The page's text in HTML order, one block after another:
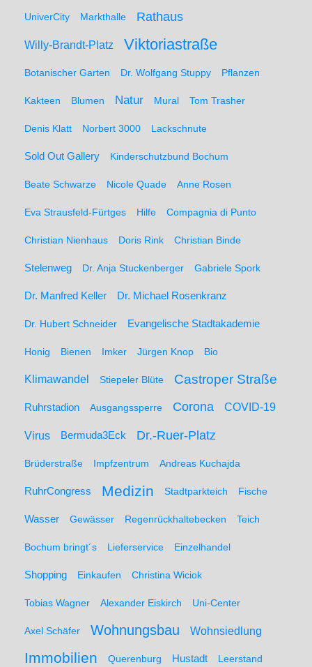
UniverCity Markthalle Rathaus
Willy-Brandt-Platz Viktoriastraße
Botanischer Garten Dr. Wolfgang Stuppy Pflanzen
Kakteen Blumen Natur Mural Tom Trasher
Denis Klatt Norbert 3000 Lackschnute
Sold Out Gallery Kinderschutzbund Bochum
Beate Schwarze Nicole Quade Anne Rosen
Eva Strausfeld-Fürtges Hilfe Compagnia di Punto
Christian Nienhaus Doris Rink Christian Binde
Stelenweg Dr. Anja Stuckenberger Gabriele Spork
Dr. Manfred Keller Dr. Michael Rosenkranz
Dr. Hubert Schneider Evangelische Stadtakademie
Honig Bienen Imker Jürgen Knop Bio
Klimawandel Stiepeler Blüte Castroper Straße
Ruhrstadion Ausgangssperre Corona COVID-19
Virus Bermuda3Eck Dr.-Ruer-Platz
Brüderstraße Impfzentrum Andreas Kuchajda
RuhrCongress Medizin Stadtparkteich Fische
Wasser Gewässer Regenrückhaltebecken Teich
Bochum bringt´s Lieferservice Einzelhandel
Shopping Einkaufen Christina Wiciok
Tobias Wagner Alexander Eiskirch Uni-Center
Axel Schäfer Wohnungsbau Wohnsiedlung
Immobilien Querenburg Hustadt Leerstand